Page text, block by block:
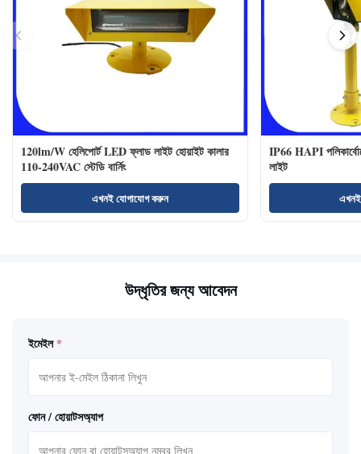
120lm/W হেলিপোর্ট LED ফ্লাড লাইট হোয়াইট কালার
110-240VAC স্টেডি বার্নিং
এখনই যোগাযোগ করুন
IP66 HAPI
লাইট
উদ্ধৃতির জন্য আবেদন
ইমেইল *
ফোন / হোয়াটসঅ্যাপ